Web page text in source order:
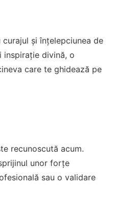
și înțelepciunea de
inspirație divină, o
care te ghidează pe
recunoscută acum.
unor forțe
sau o validare